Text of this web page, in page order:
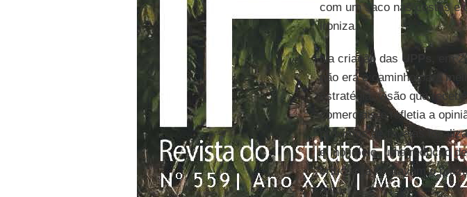
com um saco nas costas e
ironiza.
Na criação das UPPs,
em
não era o caminho para
estratégia, visão que
comerciais e refletia a
próximos de favelas
e, no início, uma redução
críticos já relatavam o
feito.